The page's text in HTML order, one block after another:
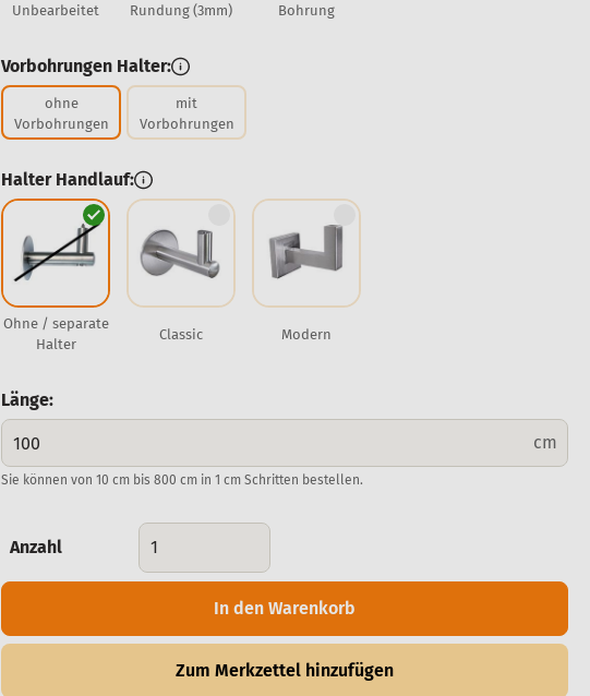
Unbearbeitet Rundung (3mm) Bohrung
Vorbohrungen Halter:
ohne
Vorbohrungen
mit
Vorbohrungen
Halter Handlauf:
Ohne / separate
Halter
Classic Modern
Länge:
cm
Sie können von 10 cm bis 800 cm in 1 cm Schritten bestellen.
Anzahl
In den Warenkorb
Zum Merkzettel hinzufügen